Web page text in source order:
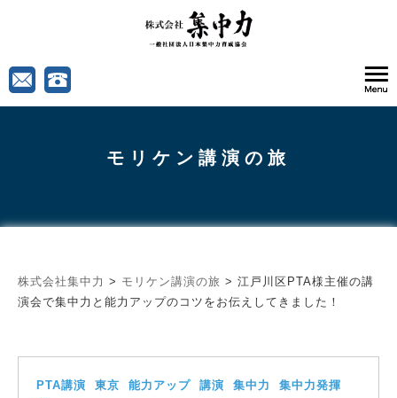
モリケン講演の旅
株式会社集中力 > モリケン講演の旅 > 江戸川区PTA様主催の講
演会で集中力と能力アップのコツをお伝えしてきました！
PTA講演 東京 能力アップ 講演 集中力
集中力発揮